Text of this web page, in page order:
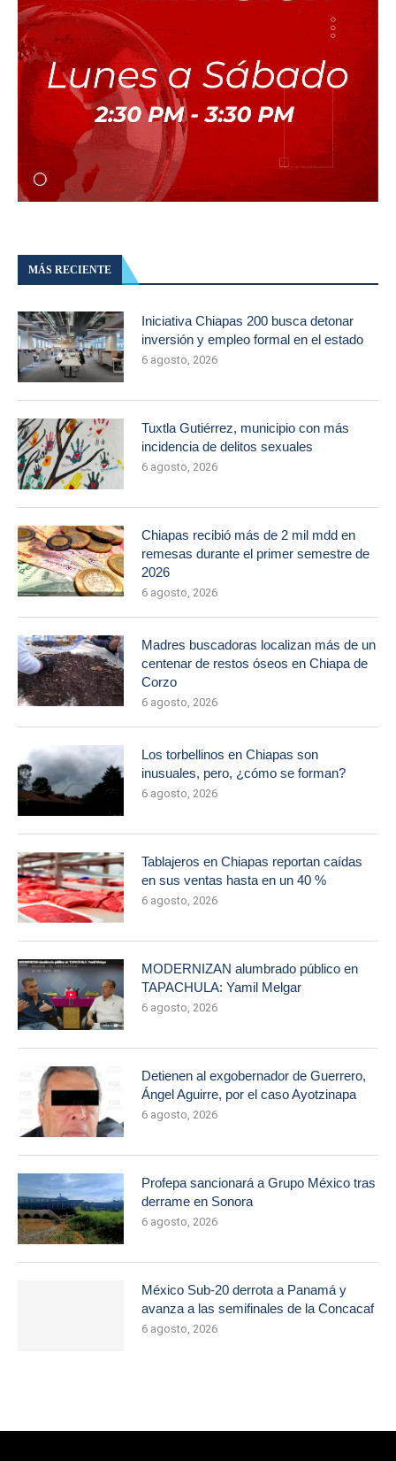
MÁS RECIENTE
Iniciativa Chiapas 200 busca detonar
inversión y empleo formal en el estado
6 agosto, 2026
Tuxtla Gutiérrez, municipio con más
incidencia de delitos sexuales
6 agosto, 2026
Chiapas recibió más de 2 mil mdd en
remesas durante el primer semestre de
2026
6 agosto, 2026
Madres buscadoras localizan más de un
centenar de restos óseos en Chiapa de
Corzo
6 agosto, 2026
Los torbellinos en Chiapas son
inusuales, pero, ¿cómo se forman?
6 agosto, 2026
Tablajeros en Chiapas reportan caídas
en sus ventas hasta en un 40 %
6 agosto, 2026
MODERNIZAN alumbrado público en
TAPACHULA: Yamil Melgar
6 agosto, 2026
Detienen al exgobernador de Guerrero,
Ángel Aguirre, por el caso Ayotzinapa
6 agosto, 2026
Profepa sancionará a Grupo México tras
derrame en Sonora
6 agosto, 2026
México Sub-20 derrota a Panamá y
avanza a las semifinales de la Concacaf
6 agosto, 2026